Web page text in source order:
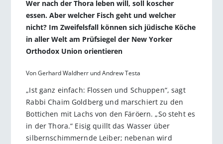
Wer nach der Thora leben will, soll koscher
essen. Aber welcher Fisch geht und welcher
nicht? Im Zweifelsfall können sich jüdische Köche
in aller Welt am Prüfsiegel der New Yorker
Orthodox Union orientieren
Von Gerhard Waldherr und Andrew Testa
„Ist ganz einfach: Flossen und Schuppen“, sagt
Rabbi Chaim Goldberg und marschiert zu den
Bottichen mit Lachs von den Färöern. „So steht es
in der Thora.“ Eisig quillt das Wasser über
silbernschimmernde Leiber; nebenan wird